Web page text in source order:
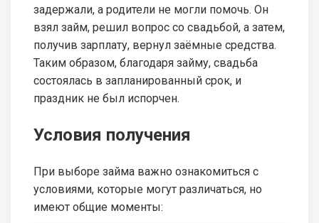
задержали, а родители не могли помочь. Он
взял займ, решил вопрос со свадьбой, а затем,
получив зарплату, вернул заёмные средства.
Таким образом, благодаря займу, свадьба
состоялась в запланированный срок, и
праздник не был испорчен.
Условия получения
При выборе займа важно ознакомиться с
условиями, которые могут различаться, но
имеют общие моменты: